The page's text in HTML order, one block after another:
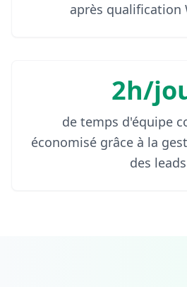
après qualification
2h/
de temps d'équipe
économisé grâce à la
des leads